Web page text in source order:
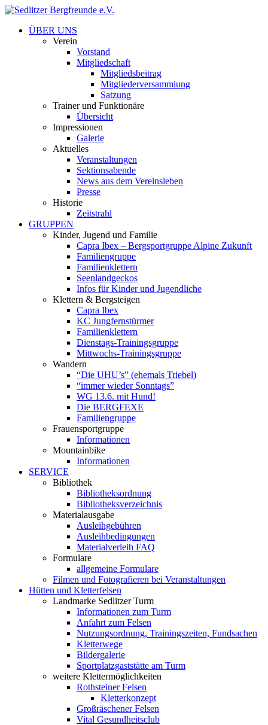
ÜBER UNS
Verein
Vorstand
Mitgliedschaft
Mitgliedsbeitrag
Mitgliederversammlung
Satzung
Trainer und Funktionäre
Übersicht
Impressionen
Galerie
Aktuelles
Veranstaltungen
Sektionsabende
News aus dem Vereinsleben
Presse
Historie
Zeitstrahl
GRUPPEN
Kinder, Jugend und Familie
Capra Ibex – Bergsportgruppe Alpine Zukunft
Familiengruppe
Familienklettern
Seenlandgeckos
Infos für Kinder und Jugendliche
Klettern & Bergsteigen
Capra Ibex
KC Jungfernstürmer
Familienklettern
Dienstags-Trainingsgruppe
Mittwochs-Trainingsgruppe
Wandern
“Die UHU’s” (ehemals Triebel)
“immer wieder Sonntags”
WG 13.6. mit Hund!
Die BERGFEXE
Familiengruppe
Frauensportgruppe
Informationen
Mountainbike
Informationen
SERVICE
Bibliothek
Bibliotheksordnung
Bibliotheksverzeichnis
Materialausgabe
Ausleihgebühren
Ausleihbedingungen
Materialverleih FAQ
Formulare
allgemeine Formulare
Filmen und Fotografieren bei Veranstaltungen
Hütten und Kletterfelsen
Landmarke Sedlitzer Turm
Informationen zum Turm
Anfahrt zum Felsen
Nutzungsordnung, Trainingszeiten, Fundsachen
Kletterwege
Bildergalerie
Sportplatzgaststätte am Turm
weitere Klettermöglichkeiten
Rothsteiner Felsen
Kletterkonzept
Großräschener Felsen
Vital Gesundheitsclub